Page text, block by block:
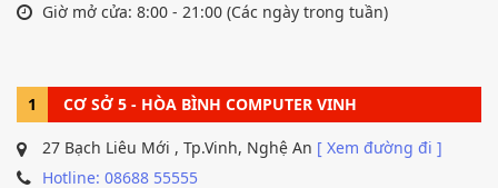
Giờ mở cửa: 8:00 - 21:00 (Các ngày trong tuần)
1 CƠ SỞ 5 - HÒA BÌNH COMPUTER VINH
27 Bạch Liêu Mới , Tp.Vinh, Nghệ An [ Xem đường đi ]
Hotline: 08688 55555